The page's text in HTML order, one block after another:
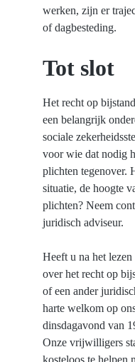
werken, zijn er
of dagbesteding.
Tot slot
Het recht op
een belangrijk
sociale
voor wie dat nodig
plichten tegenover.
situatie, de hoogte
plichten? Neem
juridisch adviseur.
Heeft u na het
over het recht op
of een ander
harte welkom op
dinsdagavond van
Onze vrijwilligers
kosteloos te helpen